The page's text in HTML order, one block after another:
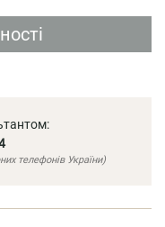
телефонів України)